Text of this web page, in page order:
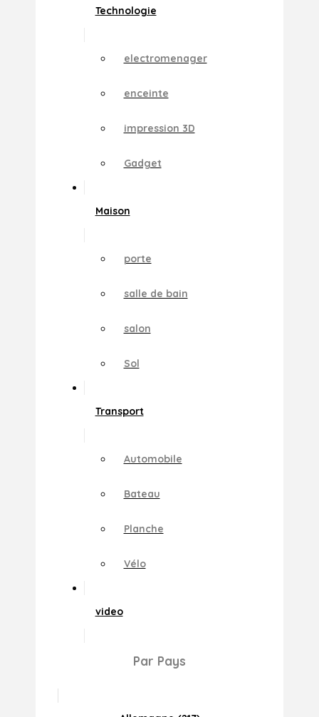
Technologie
electromenager
enceinte
impression 3D
Gadget
Maison
porte
salle de bain
salon
Sol
Transport
Automobile
Bateau
Planche
Vélo
video
Par Pays